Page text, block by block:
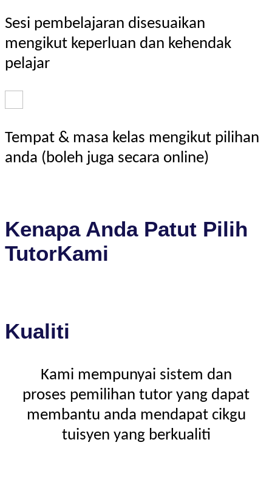
Sesi pembelajaran disesuaikan
mengikut keperluan dan kehendak
pelajar
Tempat & masa kelas mengikut pilihan
anda (boleh juga secara online)
Kenapa Anda Patut Pilih
TutorKami
Kualiti
Kami mempunyai sistem dan
proses pemilihan tutor yang dapat
membantu anda mendapat cikgu
tuisyen yang berkualiti